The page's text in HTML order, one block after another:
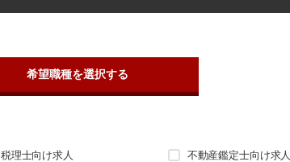
希望職種を選択する
税理士向け求人 不動産鑑定士向け求人